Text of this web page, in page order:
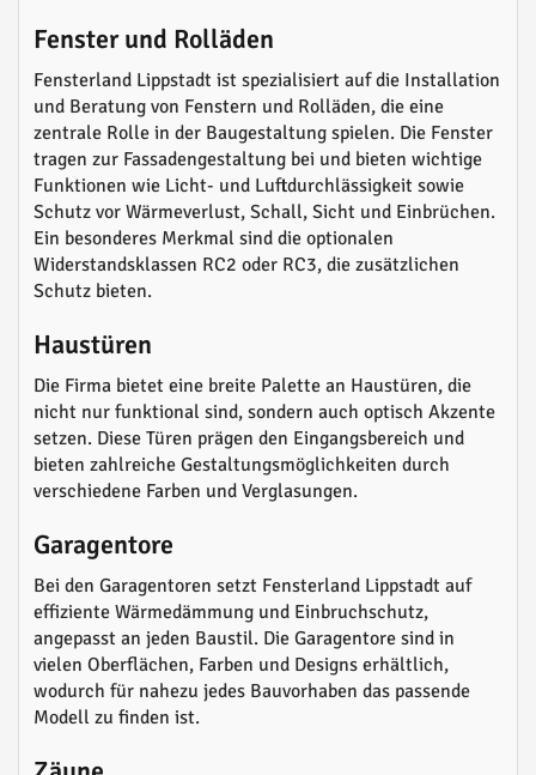
Fenster und Rolläden
Fensterland Lippstadt ist spezialisiert auf die Installation
und Beratung von Fenstern und Rolläden, die eine
zentrale Rolle in der Baugestaltung spielen. Die Fenster
tragen zur Fassadengestaltung bei und bieten wichtige
Funktionen wie Licht- und Luftdurchlässigkeit sowie
Schutz vor Wärmeverlust, Schall, Sicht und Einbrüchen.
Ein besonderes Merkmal sind die optionalen
Widerstandsklassen RC2 oder RC3, die zusätzlichen
Schutz bieten.
Haustüren
Die Firma bietet eine breite Palette an Haustüren, die
nicht nur funktional sind, sondern auch optisch Akzente
setzen. Diese Türen prägen den Eingangsbereich und
bieten zahlreiche Gestaltungsmöglichkeiten durch
verschiedene Farben und Verglasungen.
Garagentore
Bei den Garagentoren setzt Fensterland Lippstadt auf
effiziente Wärmedämmung und Einbruchschutz,
angepasst an jeden Baustil. Die Garagentore sind in
vielen Oberflächen, Farben und Designs erhältlich,
wodurch für nahezu jedes Bauvorhaben das passende
Modell zu finden ist.